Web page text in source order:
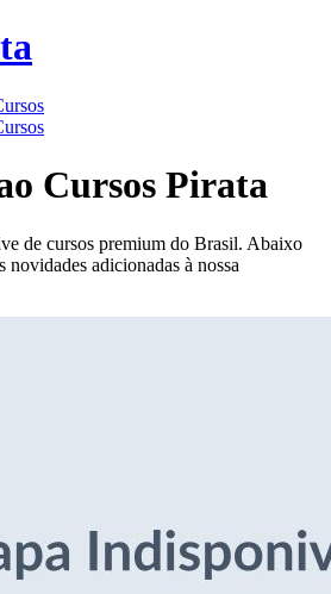
Cursos Pirata
de cursos premium do Brasil. Abaixo
novidades adicionadas à nossa